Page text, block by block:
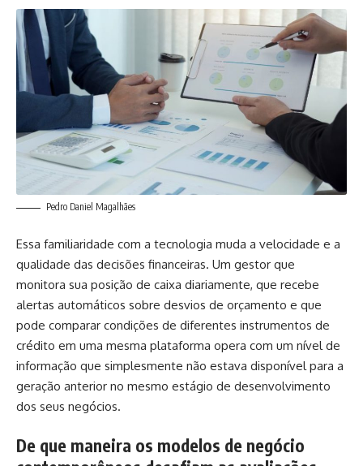
Pedro Daniel Magalhães
Essa familiaridade com a tecnologia muda a velocidade e a
qualidade das decisões financeiras. Um gestor que
monitora sua posição de caixa diariamente, que recebe
alertas automáticos sobre desvios de orçamento e que
pode comparar condições de diferentes instrumentos de
crédito em uma mesma plataforma opera com um nível de
informação que simplesmente não estava disponível para a
geração anterior no mesmo estágio de desenvolvimento
dos seus negócios.
De que maneira os modelos de negócio